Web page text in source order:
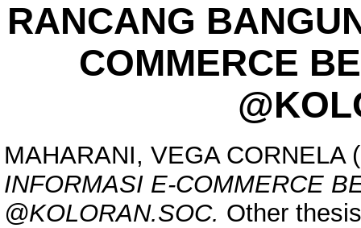
RANCANG
COMMERCE
MAHARANI, VEGA CORNELA
INFORMASI E-COMMERCE
@KOLORAN.SOC. Other